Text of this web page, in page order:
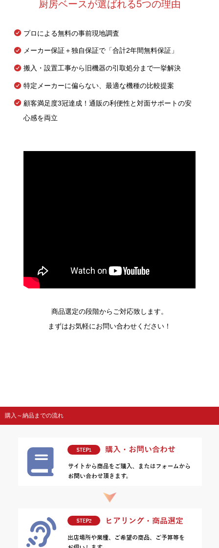
厨房ベースが選ばれる5つの理由
プロによる無料の事前現地調査
メーカー保証＋独自保証で「合計2年間無料保証」
搬入・設置工事から旧機器の引取処分まで一挙解決
特定メーカーに偏らない、最適な機種の比較提案
顧客満足度3冠達成！通販の利便性と対面サポートの安
心感を両立
商品選定の段階からご対応致します。
まずはお気軽にお問い合わせください！
購入～納品までの流れ